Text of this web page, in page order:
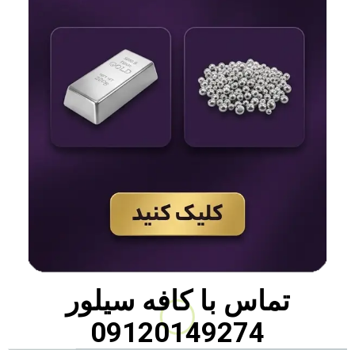
تماس باکافه سیلور
09120149274